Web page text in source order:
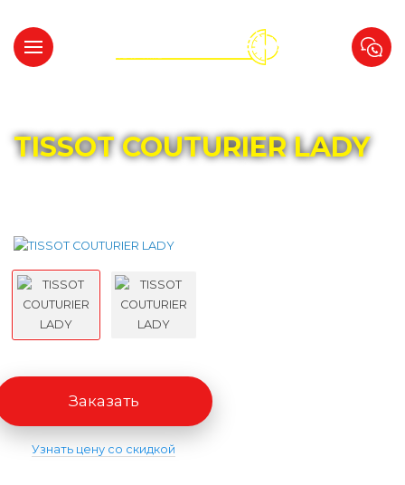
TISSOT COUTURIER LADY
Заказать
Узнать цену со скидкой